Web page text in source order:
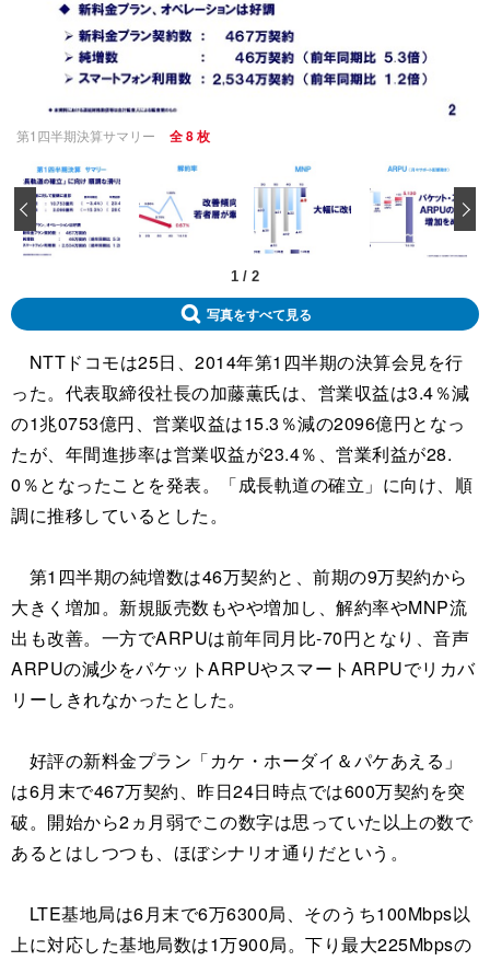
第1四半期決算サマリー 全 8 枚
1 / 2
‹
写真をすべて見る
NTTドコモは25日、2014年第1四半期の決算会見を行
った。代表取締役社長の加藤薫氏は、営業収益は3.4％減
の1兆0753億円、営業収益は15.3％減の2096億円となっ
たが、年間進捗率は営業収益が23.4％、営業利益が28.
0％となったことを発表。「成長軌道の確立」に向け、順
調に推移しているとした。
第1四半期の純増数は46万契約と、前期の9万契約から
大きく増加。新規販売数もやや増加し、解約率やMNP流
出も改善。一方でARPUは前年同月比-70円となり、音声
ARPUの減少をパケットARPUやスマートARPUでリカバ
リーしきれなかったとした。
好評の新料金プラン「カケ・ホーダイ＆パケあえる」
は6月末で467万契約、昨日24日時点では600万契約を突
破。開始から2ヵ月弱でこの数字は思っていた以上の数で
あるとはしつつも、ほぼシナリオ通りだという。
LTE基地局は6月末で6万6300局、そのうち100Mbps以
上に対応した基地局数は1万900局。下り最大225Mbpsの